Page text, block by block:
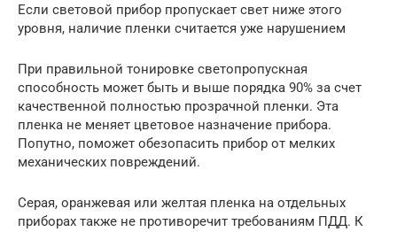
Если световой прибор пропускает свет ниже этого
уровня, наличие пленки считается уже нарушением
При правильной тонировке светопропускная
способность может быть и выше порядка 90% за счет
качественной полностью прозрачной пленки. Эта
пленка не меняет цветовое назначение прибора.
Попутно, поможет обезопасить прибор от мелких
механических повреждений.
Серая, оранжевая или желтая пленка на отдельных
приборах также не противоречит требованиям ПДД. К